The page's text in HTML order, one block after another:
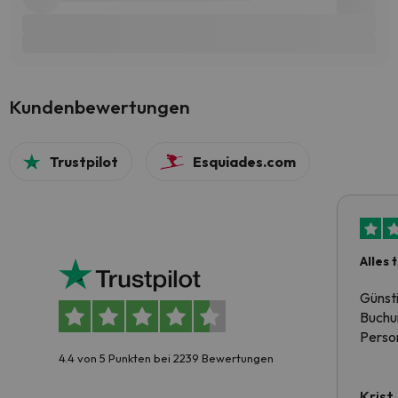
Kundenbewertungen
Trustpilot Esquiades.com
4.4 von 5 Punkten bei 2239 Bewertungen
Alles